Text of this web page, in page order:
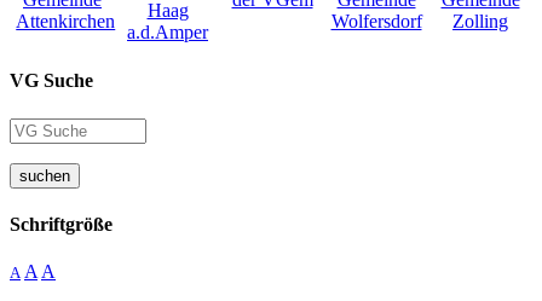
VG Suche
suchen
Schriftgröße
A A A